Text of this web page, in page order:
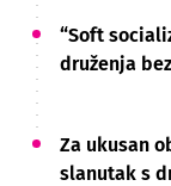
“Soft
druženja
Za ukusan
slanutak s